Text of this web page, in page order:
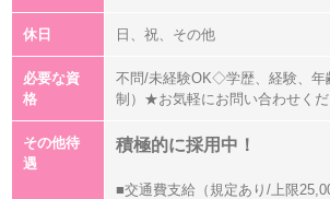
休日 日、祝、その他
必要な資
格
不問/未経験OK◇学歴、経験、年
制）★お気軽にお問い合わせく
その他待
遇
積極的に採用中！
■交通費支給（規定あり/上限